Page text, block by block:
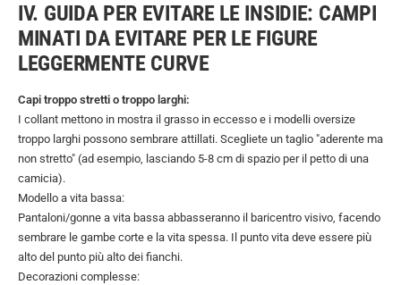
IV. GUIDA PER EVITARE LE INSIDIE: CAMPI
MINATI DA EVITARE PER LE FIGURE
LEGGERMENTE CURVE
Capi troppo stretti o troppo larghi:
I collant mettono in mostra il grasso in eccesso e i modelli oversize
troppo larghi possono sembrare attillati. Scegliete un taglio "aderente ma
non stretto" (ad esempio, lasciando 5-8 cm di spazio per il petto di una
camicia).
Modello a vita bassa:
Pantaloni/gonne a vita bassa abbasseranno il baricentro visivo, facendo
sembrare le gambe corte e la vita spessa. Il punto vita deve essere più
alto del punto più alto dei fianchi.
Decorazioni complesse: